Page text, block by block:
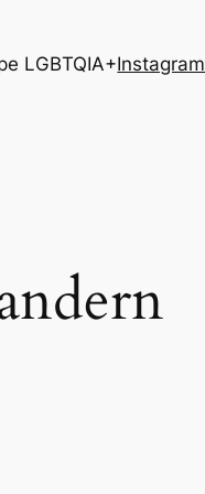
LGBTQIA+Instagram